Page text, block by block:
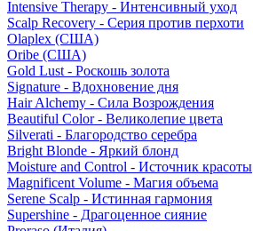
Intensive Therapy - Интенсивный уход
Scalp Recovery - Серия против перхоти
Olaplex (США)
Oribe (США)
Gold Lust - Роскошь золота
Signature - Вдохновение дня
Hair Alchemy - Сила Возрождения
Beautiful Color - Великолепие цвета
Silverati - Благородство серебра
Bright Blonde - Яркий блонд
Moisture and Control - Источник красоты
Magnificent Volume - Магия объема
Serene Scalp - Истинная гармония
Supershine - Драгоценное сияние